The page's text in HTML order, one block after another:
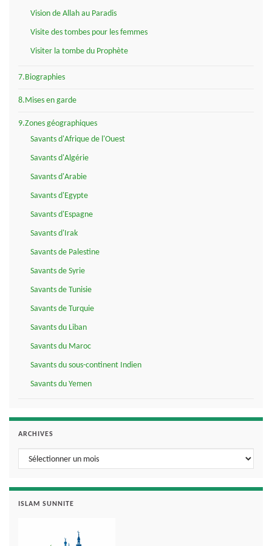
Vision de Allah au Paradis
Visite des tombes pour les femmes
Visiter la tombe du Prophète
7.Biographies
8.Mises en garde
9.Zones géographiques
Savants d'Afrique de l'Ouest
Savants d'Algérie
Savants d'Arabie
Savants d'Egypte
Savants d'Espagne
Savants d'Irak
Savants de Palestine
Savants de Syrie
Savants de Tunisie
Savants de Turquie
Savants du Liban
Savants du Maroc
Savants du sous-continent Indien
Savants du Yemen
ARCHIVES
Archives
ISLAM SUNNITE